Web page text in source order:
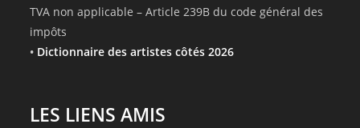
TVA non applicable – Article 239B du code général des
impôts
• Dictionnaire des artistes côtés 2026
LES LIENS AMIS